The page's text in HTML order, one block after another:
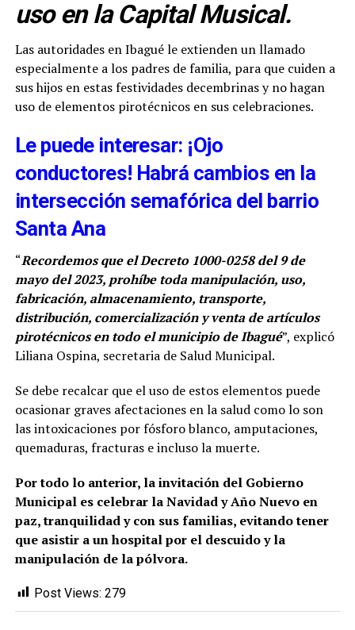
uso en la Capital Musical.
Las autoridades en Ibagué le extienden un llamado
especialmente a los padres de familia, para que cuiden a
sus hijos en estas festividades decembrinas y no hagan
uso de elementos pirotécnicos en sus celebraciones.
Le puede interesar: ¡Ojo
conductores! Habrá cambios en la
intersección semafórica del barrio
Santa Ana
“Recordemos que el Decreto 1000-0258 del 9 de
mayo del 2023, prohíbe toda manipulación, uso,
fabricación, almacenamiento, transporte,
distribución, comercialización y venta de artículos
pirotécnicos en todo el municipio de Ibagué”, explicó
Liliana Ospina, secretaria de Salud Municipal.
Se debe recalcar que el uso de estos elementos puede
ocasionar graves afectaciones en la salud como lo son
las intoxicaciones por fósforo blanco, amputaciones,
quemaduras, fracturas e incluso la muerte.
Por todo lo anterior, la invitación del Gobierno
Municipal es celebrar la Navidad y Año Nuevo en
paz, tranquilidad y con sus familias, evitando tener
que asistir a un hospital por el descuido y la
manipulación de la pólvora.
Post Views: 279